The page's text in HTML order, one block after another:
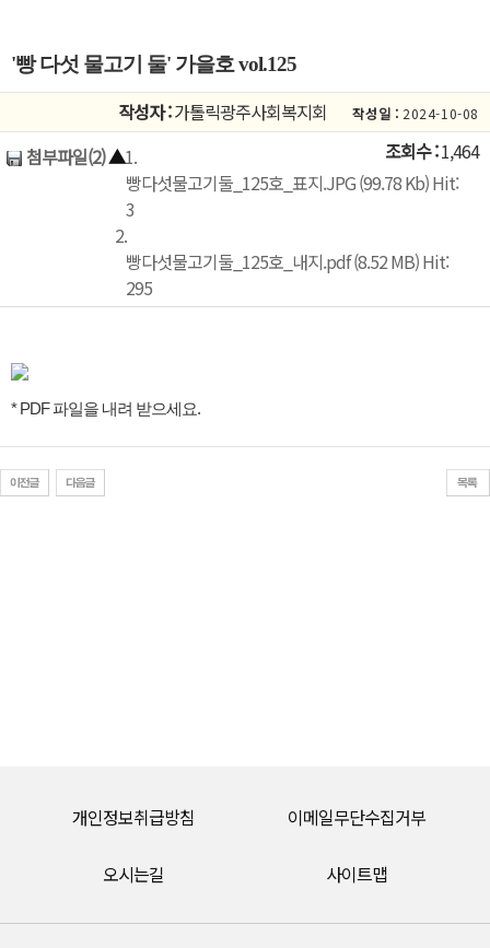
'빵 다섯 물고기 둘' 가을호 vol.125
작성자 :가톨릭광주사회복지회 작성일 : 2024-10-08
조회수 :1,464
첨부파일(2)▲1.
빵다섯물고기둘_125호_표지.JPG (99.78 Kb) Hit:
3
2.
빵다섯물고기둘_125호_내지.pdf (8.52 MB) Hit:
295
* PDF 파일을 내려 받으세요.
개인정보취급방침 이메일무단수집거부
오시는길 사이트맵